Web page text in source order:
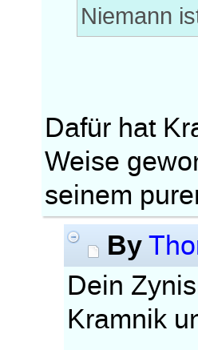
Niemann
Dafür hat
Weise
seinem
By
Dein
Kramnik